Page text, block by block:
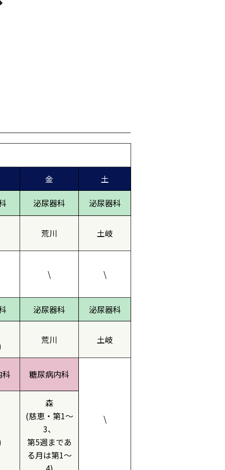
金 土
泌尿器科 泌尿器科
荒川 土岐
\ \
泌尿器科 泌尿器科
荒川 土岐
科 糖尿病内科
\
森
(慈恵・第1～
3、
第5週まであ
る月は第1～